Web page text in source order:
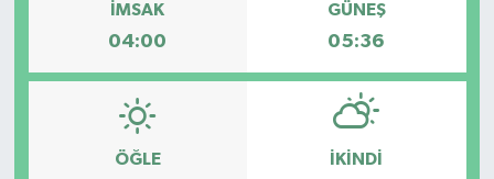
İMSAK
04:00
GÜNEŞ
05:36
ÖĞLE İKINDI
SPOR
TİCARET